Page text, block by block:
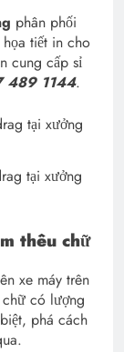
phân phối
tiết in cho
cung cấp sỉ
489 1144.
tại xưởng
thêu chữ
xe máy trên
có lượng
phá cách